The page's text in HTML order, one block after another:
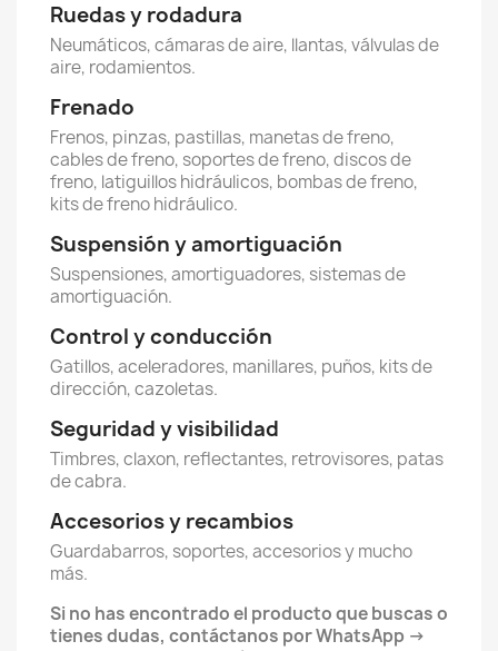
Ruedas y rodadura
Neumáticos, cámaras de aire, llantas, válvulas de
aire, rodamientos.
Frenado
Frenos, pinzas, pastillas, manetas de freno,
cables de freno, soportes de freno, discos de
freno, latiguillos hidráulicos, bombas de freno,
kits de freno hidráulico.
Suspensión y amortiguación
Suspensiones, amortiguadores, sistemas de
amortiguación.
Control y conducción
Gatillos, aceleradores, manillares, puños, kits de
dirección, cazoletas.
Seguridad y visibilidad
Timbres, claxon, reflectantes, retrovisores, patas
de cabra.
Accesorios y recambios
Guardabarros, soportes, accesorios y mucho
más.
Si no has encontrado el producto que buscas o
tienes dudas, contáctanos por WhatsApp →